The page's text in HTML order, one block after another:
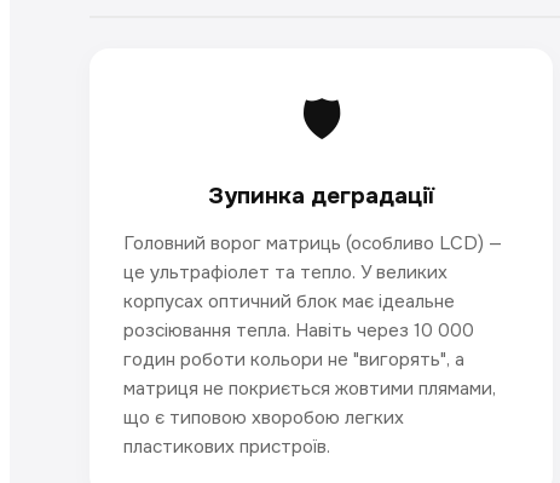
🛡️
Зупинка деградації
Головний ворог матриць (особливо LCD) —
це ультрафіолет та тепло. У великих
корпусах оптичний блок має ідеальне
розсіювання тепла. Навіть через 10 000
годин роботи кольори не "вигорять", а
матриця не покриється жовтими плямами,
що є типовою хворобою легких
пластикових пристроїв.